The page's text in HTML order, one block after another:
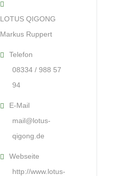
LOTUS QIGONG
Markus Ruppert
Telefon
08334 / 988 57
94
E-Mail
mail@lotus-
qigong.de
Webseite
http://www.lotus-